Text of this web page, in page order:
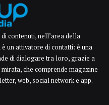
contenuti, nell’area della
un attivatore di contatti: è una
di dialogare tra loro, grazie a
che comprende magazine
web, social network e app.